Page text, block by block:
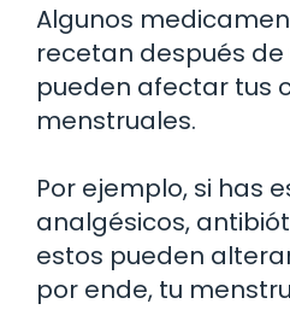
Algunos
recetan después
pueden afectar tus
menstruales.
Por ejemplo, si has
analgésicos,
estos pueden
por ende, tu